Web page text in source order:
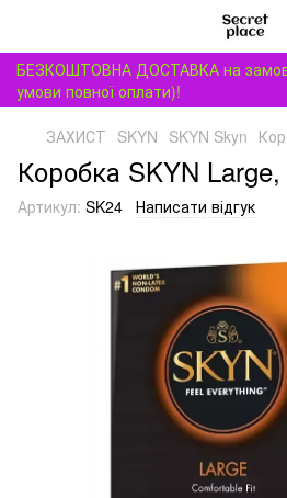
БЕЗКОШТОВНА ДОСТАВКА на
умови повної оплати)!
ЗАХИСТ SKYN SKYN Skyn
Коробка SKYN
Артикул: SK24 Написати відгук